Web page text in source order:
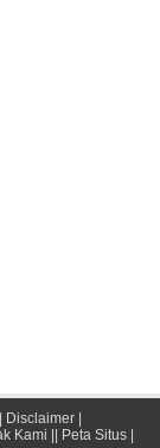
Disclaimer|
Kami ||
Peta Situs |